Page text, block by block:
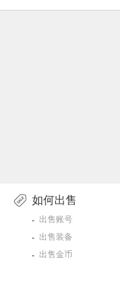
如何出售
出售账号
出售装备
出售金币